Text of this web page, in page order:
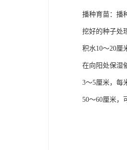
播种育苗：播
挖好的种子处
积水10～20厘
在向阳处保湿
3～5厘米，每
50～60厘米，